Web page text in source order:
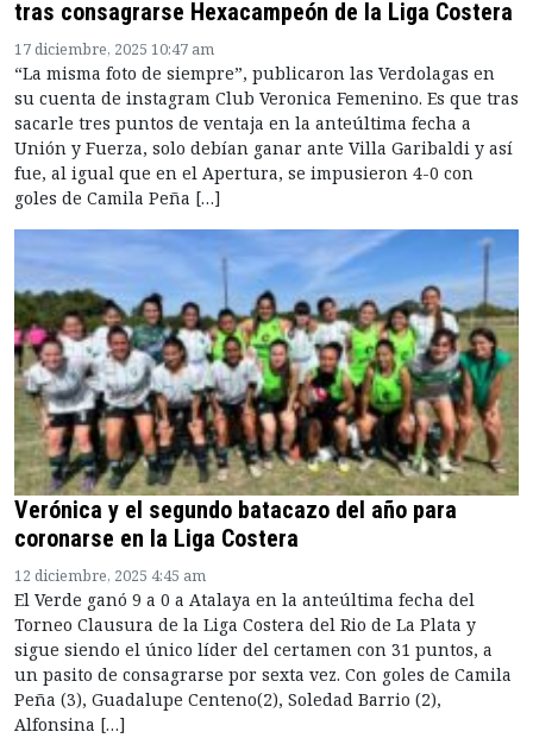
tras consagrarse Hexacampeón de la Liga Costera
17 diciembre, 2025 10:47 am
“La misma foto de siempre”, publicaron las Verdolagas en
su cuenta de instagram Club Veronica Femenino. Es que tras
sacarle tres puntos de ventaja en la anteúltima fecha a
Unión y Fuerza, solo debían ganar ante Villa Garibaldi y así
fue, al igual que en el Apertura, se impusieron 4-0 con
goles de Camila Peña […]
Verónica y el segundo batacazo del año para
coronarse en la Liga Costera
12 diciembre, 2025 4:45 am
El Verde ganó 9 a 0 a Atalaya en la anteúltima fecha del
Torneo Clausura de la Liga Costera del Rio de La Plata y
sigue siendo el único líder del certamen con 31 puntos, a
un pasito de consagrarse por sexta vez. Con goles de Camila
Peña (3), Guadalupe Centeno(2), Soledad Barrio (2),
Alfonsina […]